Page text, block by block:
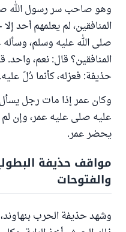
وهو صاحب سر رسول الله
المنافقين، لم يعلمهم أحد
صلى الله عليه وسلم،
المنافقين؟ قال: نعم،
حذيفة: فعزله، كأنما دُلّ عليه.
وكان عمر إذا مات رجل
عليه صلى عليه عمر، وإن
يحضر عمر.
مواقف حذيفة
والفتوحات
وشهد حذيفة الحرب